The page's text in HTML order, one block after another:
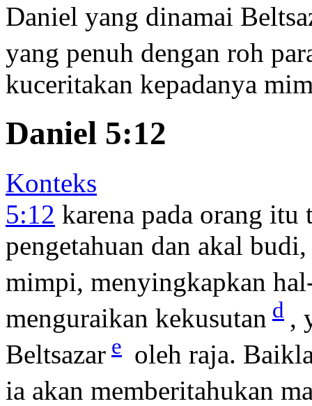
Daniel yang dinamai
yang penuh dengan roh
kuceritakan kepadanya
Daniel 5:12
Konteks
5:12 karena pada orang itu
pengetahuan dan akal
mimpi, menyingkapkan
menguraikan kekusutan d ,
Beltsazar e oleh raja.
ia akan memberitahukan